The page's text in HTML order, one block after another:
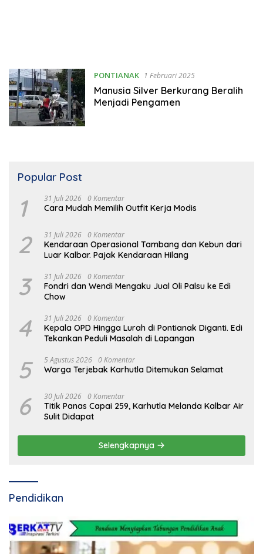
PONTIANAK 1 Februari 2025
Manusia Silver Berkurang Beralih
Menjadi Pengamen
Popular Post
1 31 Juli 2026 0 Komentar
Cara Mudah Memilih Outfit Kerja Modis
2 31 Juli 2026 0 Komentar
Kendaraan Operasional Tambang dan Kebun dari
Luar Kalbar. Pajak Kendaraan Hilang
3 31 Juli 2026 0 Komentar
Fondri dan Wendi Mengaku Jual Oli Palsu ke Edi
Chow
4 31 Juli 2026 0 Komentar
Kepala OPD Hingga Lurah di Pontianak Diganti. Edi
Tekankan Peduli Masalah di Lapangan
5 5 Agustus 2026 0 Komentar
Warga Terjebak Karhutla Ditemukan Selamat
6 30 Juli 2026 0 Komentar
Titik Panas Capai 259, Karhutla Melanda Kalbar Air
Sulit Didapat
Selengkapnya
Pendidikan